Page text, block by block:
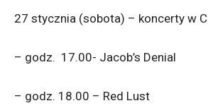
27 stycznia (sobota) – koncerty w
– godz. 17.00- Jacob’s Denial
– godz. 18.00 – Red Lust